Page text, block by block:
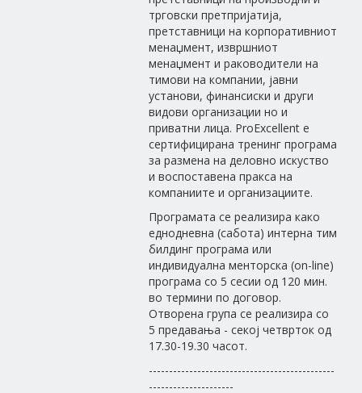
трговски претпријатија,
претставници на корпоративниот
менаџмент, извршниот
менаџмент и раководители на
тимови на компании, јавни
установи, финансиски и други
видови организации но и
приватни лица. ProExcellent е
сертифицирана тренинг програма
за размена на деловно искуство
и воспоставена пракса на
компаниите и организациите.
Програмата се реализира како
еднодневна (сабота) интерна тим
билдинг програма или
индивидуална менторска (on-line)
програма со 5 сесии од 120 мин.
во термини по договор.
Отворена група се реализира со
5 предавања - секој четврток од
17.30-19.30 часот.
----------------------------------------------
---------------------